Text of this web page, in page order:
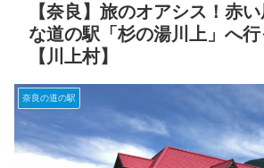
【奈良】旅のオアシス！赤
な道の駅「杉の湯川上」へ行
【川上村】
奈良の道の駅